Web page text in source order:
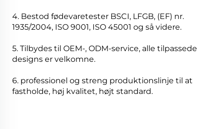
4. Bestod fødevaretester BSCI, LFGB, (EF) nr.
1935/2004, ISO 9001, ISO 45001 og så videre.
5. Tilbydes til OEM-, ODM-service, alle tilpassede
designs er velkomne.
6. professionel og streng produktionslinje til at
fastholde, høj kvalitet, højt standard.